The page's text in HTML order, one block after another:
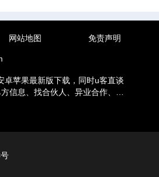
网站地图 免责声明
卓苹果最新版下载，同时u客直谈
信息、找合伙人、异业合作、地